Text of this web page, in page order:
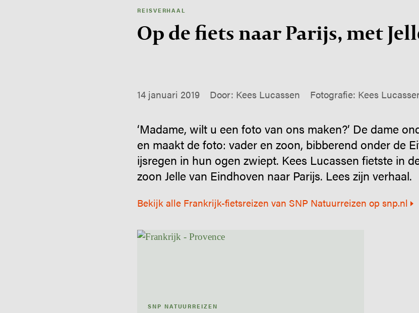
REISVERHAAL
Op de fiets naar Parijs, met
14 januari 2019 Door: Kees Lucassen Fotografie: Kees
SNP NATUURREIZEN
‘Madame, wilt u een foto van ons maken?’ De dame
en maakt de foto: vader en zoon, bibberend onder de
ijsregen in hun ogen zwiept. Kees Lucassen fietste in
zoon Jelle van Eindhoven naar Parijs. Lees zijn verhaal.
Bekijk alle Frankrijk-fietsreizen van SNP Natuurreizen op snp.nl